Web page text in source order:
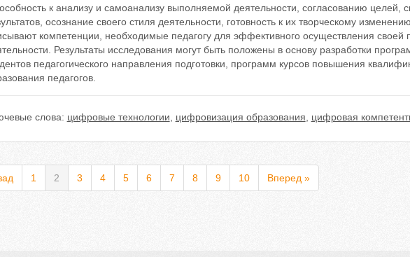
к анализу и самоанализу выполняемой деятельности, согласованию целей,
осознание своего стиля деятельности, готовность к их творческому
компетенции, необходимые педагогу для эффективного осуществления своей
Результаты исследования могут быть положены в основу разработки
педагогического направления подготовки, программ курсов повышения
педагогов.
слова: цифровые технологии цифровизация образования цифровая
1 2 3 4 5 6 7 8 9 10 Вперед »